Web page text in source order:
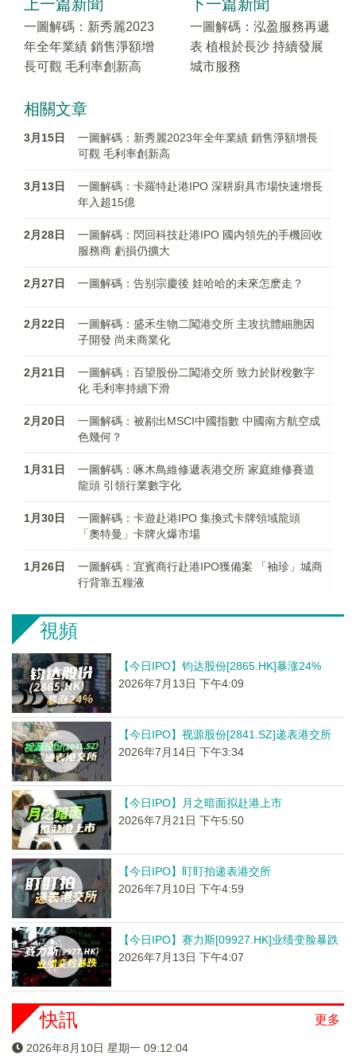
上一篇新聞
一圖解碼：新秀麗2023
年全年業績 銷售淨額增
長可觀 毛利率創新高
下一篇新聞
一圖解碼：泓盈服務再遞
表 植根於長沙 持續發展
城市服務
相關文章
3月15日
一圖解碼：新秀麗2023年全年業績 銷售淨額增長
可觀 毛利率創新高
3月13日
一圖解碼：卡羅特赴港IPO 深耕廚具市場快速增長
年入超15億
2月28日
一圖解碼：閃回科技赴港IPO 國内領先的手機回收
服務商 虧損仍擴大
2月27日 一圖解碼：告别宗慶後 娃哈哈的未來怎麽走？
2月22日
一圖解碼：盛禾生物二闖港交所 主攻抗體細胞因
子開發 尚未商業化
2月21日
一圖解碼：百望股份二闖港交所 致力於財稅數字
化 毛利率持續下滑
2月20日
一圖解碼：被剔出MSCI中國指數 中國南方航空成
色幾何？
1月31日
一圖解碼：啄木鳥維修遞表港交所 家庭維修賽道
龍頭 引領行業數字化
1月30日
一圖解碼：卡遊赴港IPO 集換式卡牌領域龍頭
「奧特曼」卡牌火爆市場
1月26日
一圖解碼：宜賓商行赴港IPO獲備案 「袖珍」城商
行背靠五糧液
視頻
【今日IPO】钧达股份[2865.HK]暴涨24%
2026年7月13日 下午4:09
【今日IPO】视源股份[2841.SZ]递表港交所
2026年7月14日 下午3:34
【今日IPO】月之暗面拟赴港上市
2026年7月21日 下午5:50
【今日IPO】盯盯拍递表港交所
2026年7月10日 下午4:59
【今日IPO】赛力斯[09927.HK]业绩变脸暴跌
2026年7月13日 下午4:07
更多
快訊
2026年8月10日 星期一 09:12:05